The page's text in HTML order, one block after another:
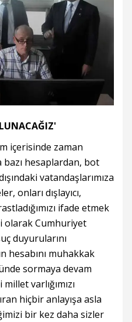
içerisinde zaman
bazı hesaplardan, bot
vatandaşlarımıza
onları dışlayıcı,
ifade etmek
olarak Cumhuriyet
duyurularını
hesabını muhakkak
sormaya devam
varlığımızı
hiçbir anlayışa asla
bir kez daha sizler